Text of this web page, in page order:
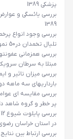
پزشکی 1389
1389
بررسی وجود انواع
تلیال تخمدان در50 نمونه به روش PCR دانشکده پزشکی 1388
مبتلا به سرطان
بررسی میزان تاثیر و
بارداریهای سه ماهه
بررسی مقایسه ای
پر خطر و گروه شاهد
در استان خراسان رضوی
بررسی ارتباط بین